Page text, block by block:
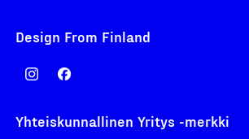
Design From Finland
Yhteiskunnallinen Yritys -merkki